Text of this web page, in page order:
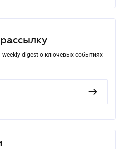
digest о ключевых событиях